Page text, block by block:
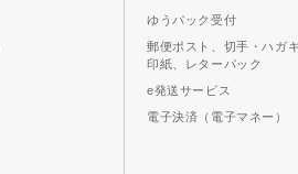
ゆうパック受付
郵便ポスト、切手・ハガ
印紙、レターパック
e発送サービス
電子決済（電子マネー）